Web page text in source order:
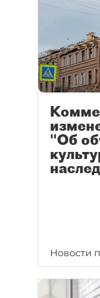
"Об
Новости